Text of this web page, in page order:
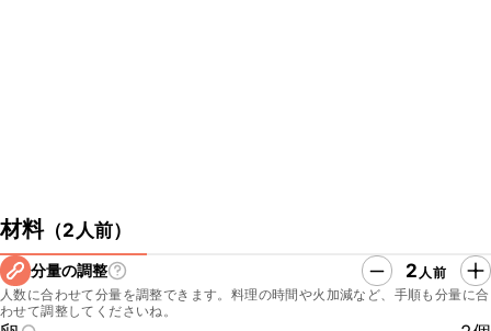
材料（2人前）
分量の調整 2 人前
人数に合わせて分量を調整できます。料理の時間や火加減など、手順も分量に合
わせて調整してくださいね。